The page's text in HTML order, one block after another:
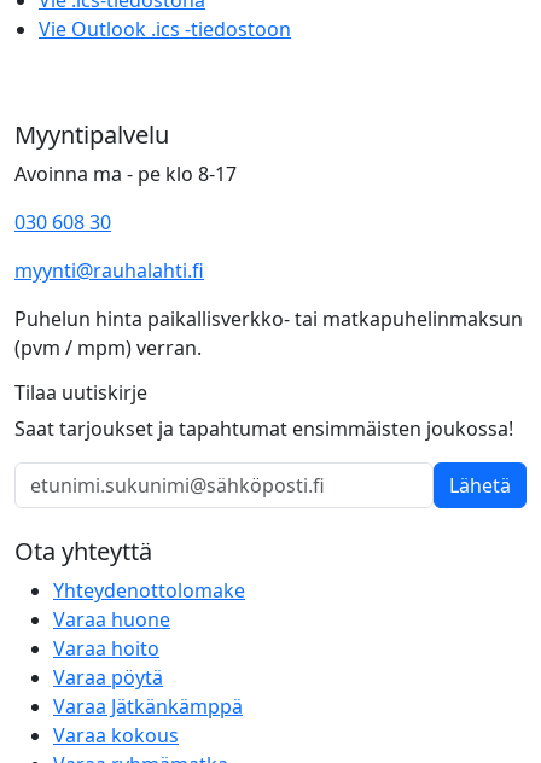
Vie Outlook .ics -tiedostoon
Myyntipalvelu
Avoinna ma - pe klo 8-17
030 608 30
myynti@rauhalahti.fi
Puhelun hinta paikallisverkko- tai matkapuhelinmaksun
(pvm / mpm) verran.
Tilaa uutiskirje
Saat tarjoukset ja tapahtumat ensimmäisten joukossa!
Lähetä
Ota yhteyttä
Yhteydenottolomake
Varaa huone
Varaa hoito
Varaa pöytä
Varaa Jätkänkämppä
Varaa kokous